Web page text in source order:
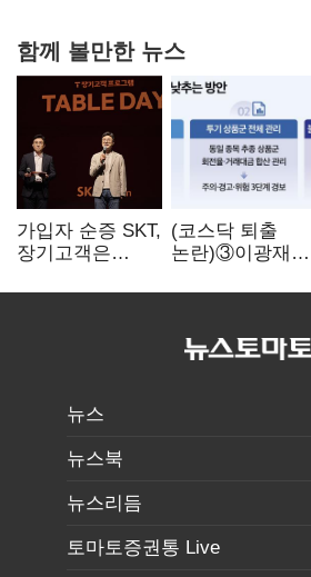
함께 볼만한 뉴스
가입자 순증 SKT,
장기고객은
챙긴다
(코스닥 퇴출
논란)③이광재
자동차 없애지는
뉴스
뉴스북
뉴스리듬
토마토증권통 Live